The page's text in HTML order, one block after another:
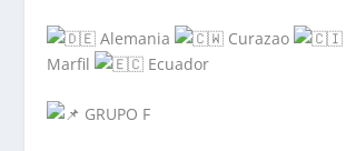
Alemania Curazao
Marfil
Ecuador
GRUPO F